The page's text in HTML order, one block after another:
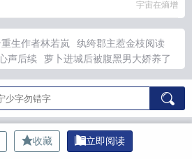
宇宙在熵增
生作者林若岚
纨绔郡主惹金枝阅读
声后续
萝卜进城后被腹黑男大娇养了
免费阅读全文最新章节
剑三寻觅踪迹
万法宗 纨绔郡主哪家强
重生陆青云林
Tv 妹妹粘人怎么办
收徒万倍返还古
收徒增寿炼气飞升
顾澜亭石韫玉番外资
《绯色的邀请函 不期而逾 与你疯狂
收藏 立即阅读